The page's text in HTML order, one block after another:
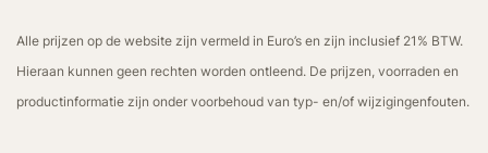
Alle prijzen op de website zijn vermeld in Euro’s en zijn inclusief 21% BTW.
Hieraan kunnen geen rechten worden ontleend. De prijzen, voorraden en
productinformatie zijn onder voorbehoud van typ- en/of wijzigingenfouten.